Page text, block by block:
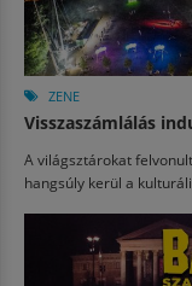
ZENE
Visszaszámlálás
A világsztárokat
hangsúly kerül a